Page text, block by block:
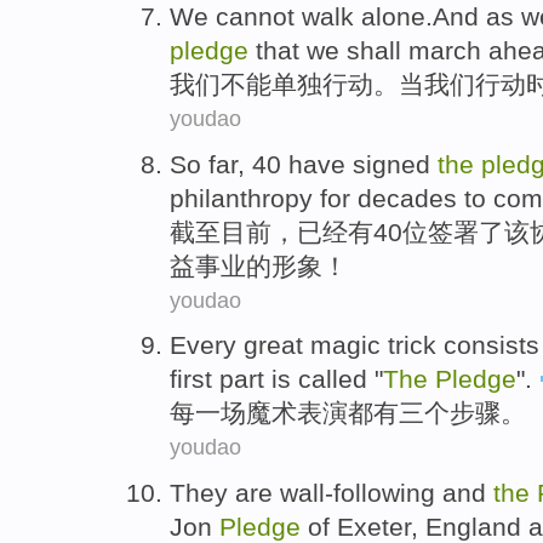
We cannot walk alone.And as
pledge that we shall march
我们不能单独行动。当我们行动
youdao
So far, 40 have signed the
philanthropy for decades to
截至目前， 已经有40位签署了该
益事业的形象！
youdao
Every great magic trick
first part is called "The Pledge".
每一场魔术表演都有三个步骤。
youdao
They are wall-following and the
Jon Pledge of Exeter, England